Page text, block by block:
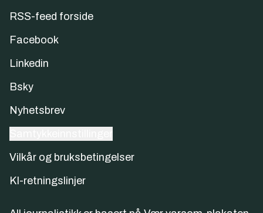
RSS-feed forside
Facebook
Linkedin
Bsky
Nyhetsbrev
Vilkår og bruksbetingelser
KI-retningslinjer